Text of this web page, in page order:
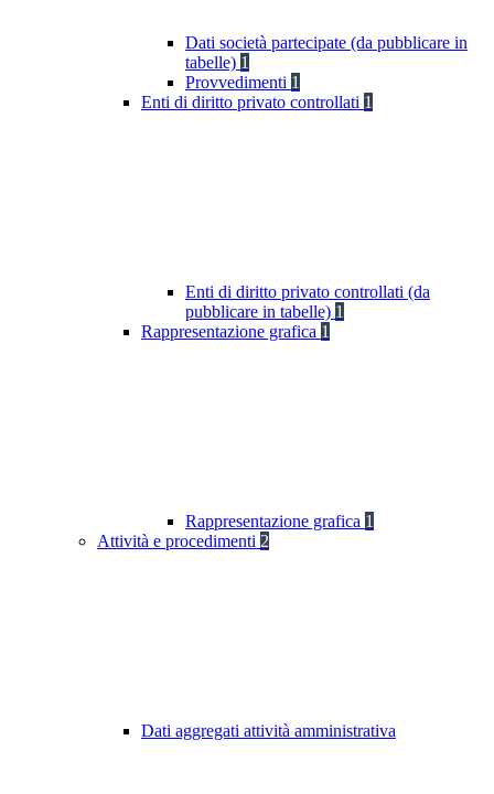
Dati società partecipate (da pubblicare in
tabelle) 1
Provvedimenti 1
Enti di diritto privato controllati 1
Enti di diritto privato controllati (da
pubblicare in tabelle) 1
Rappresentazione grafica 1
Rappresentazione grafica 1
Attività e procedimenti 2
Dati aggregati attività amministrativa